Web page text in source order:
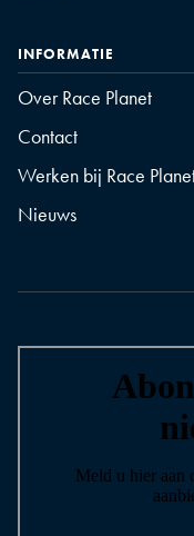
INFORMATIE
Over Race Planet
Contact
Werken bij Race
Nieuws